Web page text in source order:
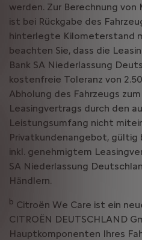
werden. Zur Berechnung
ist bei Rückgabe des
hinterlegte Kilometerstand
beachten Sie, dass die
Bank SA Niederlassung
kostenfreie Toleranz von
Abholung des Fahrzeugs
Leasingvertrags durch den
Leistungsumfang nicht
Privatkundenangebot, gültig
inkl. genehmigtem
SA Niederlassung
Händlern.
b Citroën We Care ist ein
CITROËN DEUTSCHLAND
Hauptkomponenten Ihres